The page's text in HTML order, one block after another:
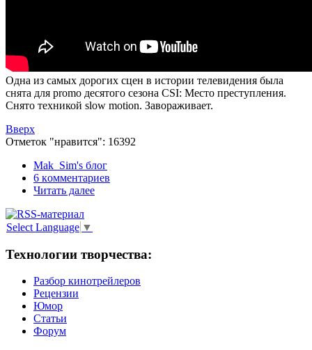
Одна из самых дорогих сцен в истории телевидения была
снята для promo десятого сезона CSI: Место преступления.
Снято техникой slow motion. Завораживает.
Вверх
Отметок "нравится": 16392
Mak_Sim's блог
6 кoммeнтаpиев
Читать далее
Select Language ▼
Технологии творчества:
Разбор кинотрейлеров
Рецензии
Юмор
Статьи
Форум